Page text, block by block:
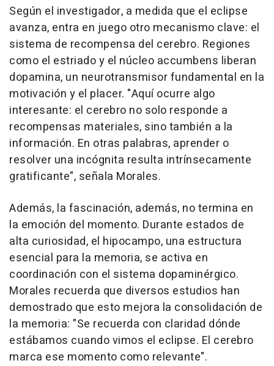
Según el investigador, a medida que el eclipse
avanza, entra en juego otro mecanismo clave: el
sistema de recompensa del cerebro. Regiones
como el estriado y el núcleo accumbens liberan
dopamina, un neurotransmisor fundamental en la
motivación y el placer. "Aquí ocurre algo
interesante: el cerebro no solo responde a
recompensas materiales, sino también a la
información. En otras palabras, aprender o
resolver una incógnita resulta intrínsecamente
gratificante", señala Morales.
Además, la fascinación, además, no termina en
la emoción del momento. Durante estados de
alta curiosidad, el hipocampo, una estructura
esencial para la memoria, se activa en
coordinación con el sistema dopaminérgico.
Morales recuerda que diversos estudios han
demostrado que esto mejora la consolidación de
la memoria: "Se recuerda con claridad dónde
estábamos cuando vimos el eclipse. El cerebro
marca ese momento como relevante".